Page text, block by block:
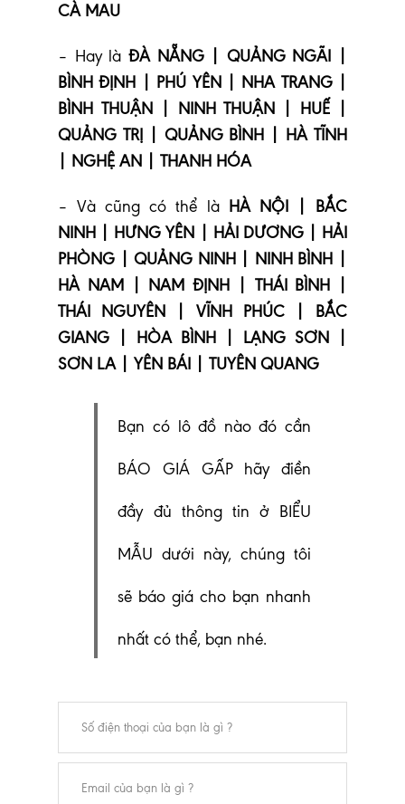
CÀ MAU
– Hay là ĐÀ NẴNG | QUẢNG NGÃI |
BÌNH ĐỊNH | PHÚ YÊN | NHA TRANG |
BÌNH THUẬN | NINH THUẬN | HUẾ |
QUẢNG TRỊ | QUẢNG BÌNH | HÀ TĨNH
| NGHỆ AN | THANH HÓA
– Và cũng có thể là HÀ NỘI | BẮC
NINH | HƯNG YÊN | HẢI DƯƠNG | HẢI
PHÒNG | QUẢNG NINH | NINH BÌNH |
HÀ NAM | NAM ĐỊNH | THÁI BÌNH |
THÁI NGUYÊN | VĨNH PHÚC | BẮC
GIANG | HÒA BÌNH | LẠNG SƠN |
SƠN LA | YÊN BÁI | TUYÊN QUANG
Bạn có lô đồ nào đó cần
BÁO GIÁ GẤP hãy điền
đầy đủ thông tin ở BIỂU
MẪU dưới này, chúng tôi
sẽ báo giá cho bạn nhanh
nhất có thể, bạn nhé.